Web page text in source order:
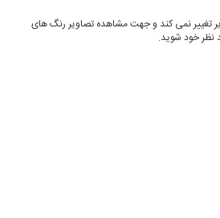
تغییر نمی کند و جهت مشاهده تصاویر رنگ های
نظر خود شوید.